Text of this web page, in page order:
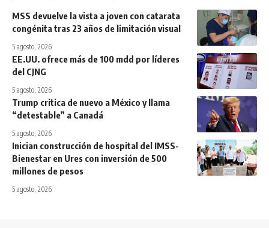
MSS devuelve la vista a joven con catarata
congénita tras 23 años de limitación visual
5 agosto, 2026
EE.UU. ofrece más de 100 mdd por líderes
del CJNG
5 agosto, 2026
Trump critica de nuevo a México y llama
“detestable” a Canadá
5 agosto, 2026
Inician construcción de hospital del IMSS-
Bienestar en Ures con inversión de 500
millones de pesos
5 agosto, 2026